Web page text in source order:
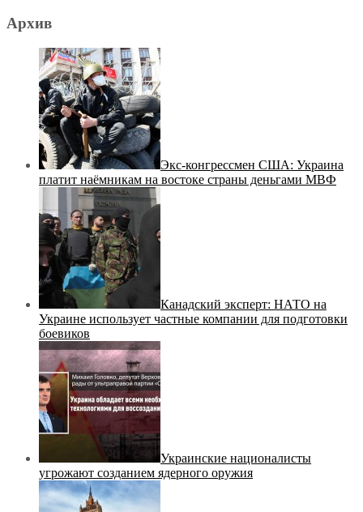
Архив
Экс-конгрессмен США: Украина
платит наёмникам на востоке страны деньгами МВФ
Канадский эксперт: НАТО на
Украине использует частные компании для подготовки
боевиков
Украинские националисты
угрожают созданием ядерного оружия